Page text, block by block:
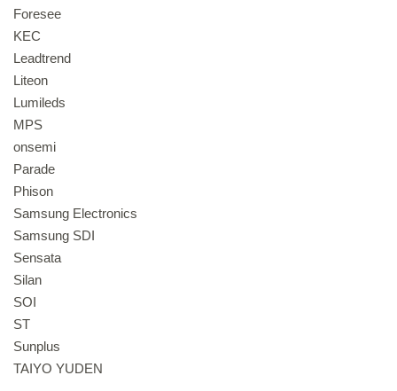
Foresee
KEC
Leadtrend
Liteon
Lumileds
MPS
onsemi
Parade
Phison
Samsung Electronics
Samsung SDI
Sensata
Silan
SOI
ST
Sunplus
TAIYO YUDEN